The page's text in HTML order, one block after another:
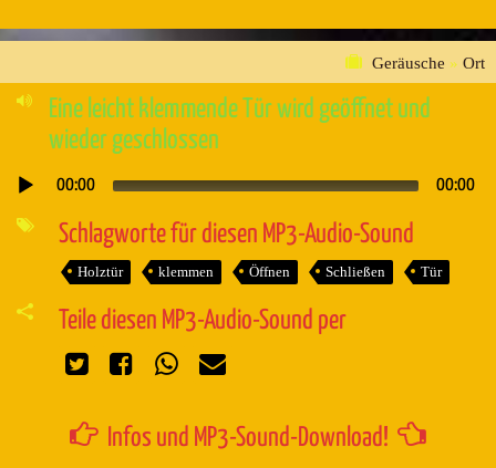
Geräusche » Ort
Eine leicht klemmende Tür wird geöffnet und
wieder geschlossen
Audio-
00:00 00:00
Schlagworte für diesen MP3-Audio-Sound
Holztür klemmen Öffnen Schließen Tür
Teile diesen MP3-Audio-Sound per
Infos und MP3-Sound-Download!